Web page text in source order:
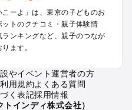
由が丘のプールお出かけ
石神井のプールお出かけ
谷のプールお出かけ
築地・月島のプールお出かけ
東久留米のプールお出かけ
け
ーよ」は、東京の子どものお
トのクチコミ・親子体験情
ンキングなど、親子のつなが
ます。
やイベント運営者の方
利用規約よくある質問
く表記採用情報
インディ株式会社）